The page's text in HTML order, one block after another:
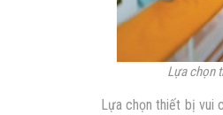
Lựa chọn
Lựa chọn thiết bị vui